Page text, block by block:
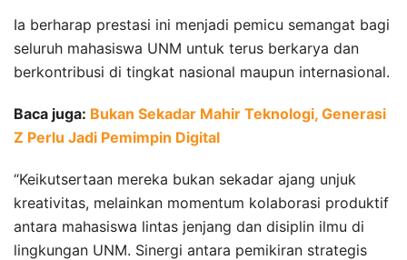
Ia berharap prestasi ini menjadi pemicu semangat bagi
seluruh mahasiswa UNM untuk terus berkarya dan
berkontribusi di tingkat nasional maupun internasional.
Baca juga: Bukan Sekadar Mahir Teknologi, Generasi
Z Perlu Jadi Pemimpin Digital
“Keikutsertaan mereka bukan sekadar ajang unjuk
kreativitas, melainkan momentum kolaborasi produktif
antara mahasiswa lintas jenjang dan disiplin ilmu di
lingkungan UNM. Sinergi antara pemikiran strategis